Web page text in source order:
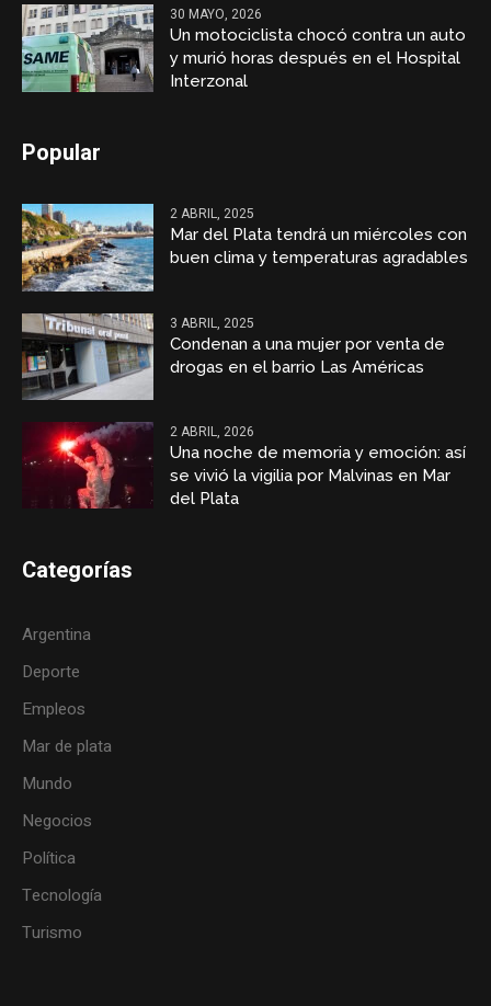
30 MAYO, 2026
Un motociclista chocó contra un auto
y murió horas después en el Hospital
Interzonal
Popular
2 ABRIL, 2025
Mar del Plata tendrá un miércoles con
buen clima y temperaturas agradables
3 ABRIL, 2025
Condenan a una mujer por venta de
drogas en el barrio Las Américas
2 ABRIL, 2026
Una noche de memoria y emoción: así
se vivió la vigilia por Malvinas en Mar
del Plata
Categorías
Argentina
Deporte
Empleos
Mar de plata
Mundo
Negocios
Política
Tecnología
Turismo